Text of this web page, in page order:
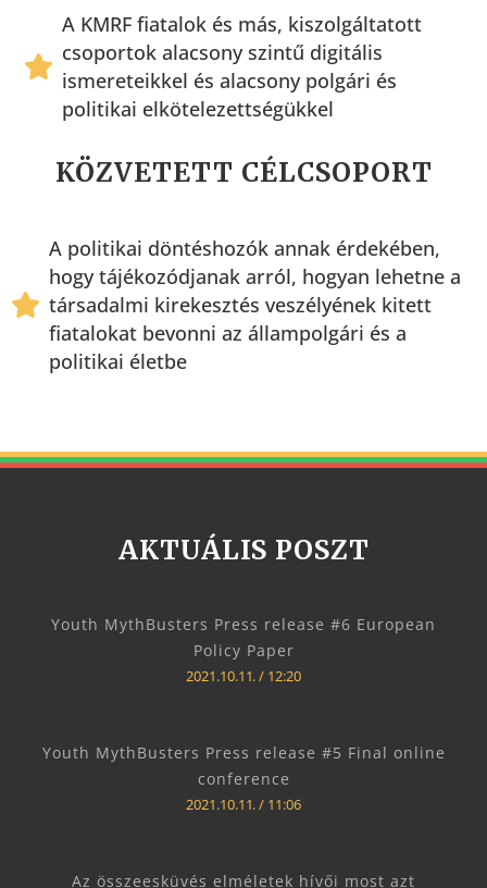
A KMRF fiatalok és más, kiszolgáltatott
csoportok alacsony szintű digitális
ismereteikkel és alacsony polgári és
politikai elkötelezettségükkel
KÖZVETETT CÉLCSOPORT
A politikai döntéshozók annak érdekében,
hogy tájékozódjanak arról, hogyan lehetne a
társadalmi kirekesztés veszélyének kitett
fiatalokat bevonni az állampolgári és a
politikai életbe
AKTUÁLIS POSZT
Youth MythBusters Press release #6 European
Policy Paper
2021.10.11. 12:20
Youth MythBusters Press release #5 Final online
conference
2021.10.11. 11:06
Az összeesküvés elméletek hívői most azt